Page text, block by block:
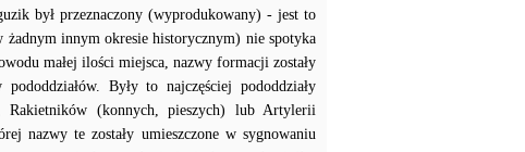
był przeznaczony (wyprodukowany) - jest to
innym okresie historycznym) nie spotyka
małej ilości miejsca, nazwy formacji zostały
Były to najczęściej pododdziały
Rakietników (konnych, pieszych) lub Artylerii
nazwy te zostały umieszczone w sygnowaniu